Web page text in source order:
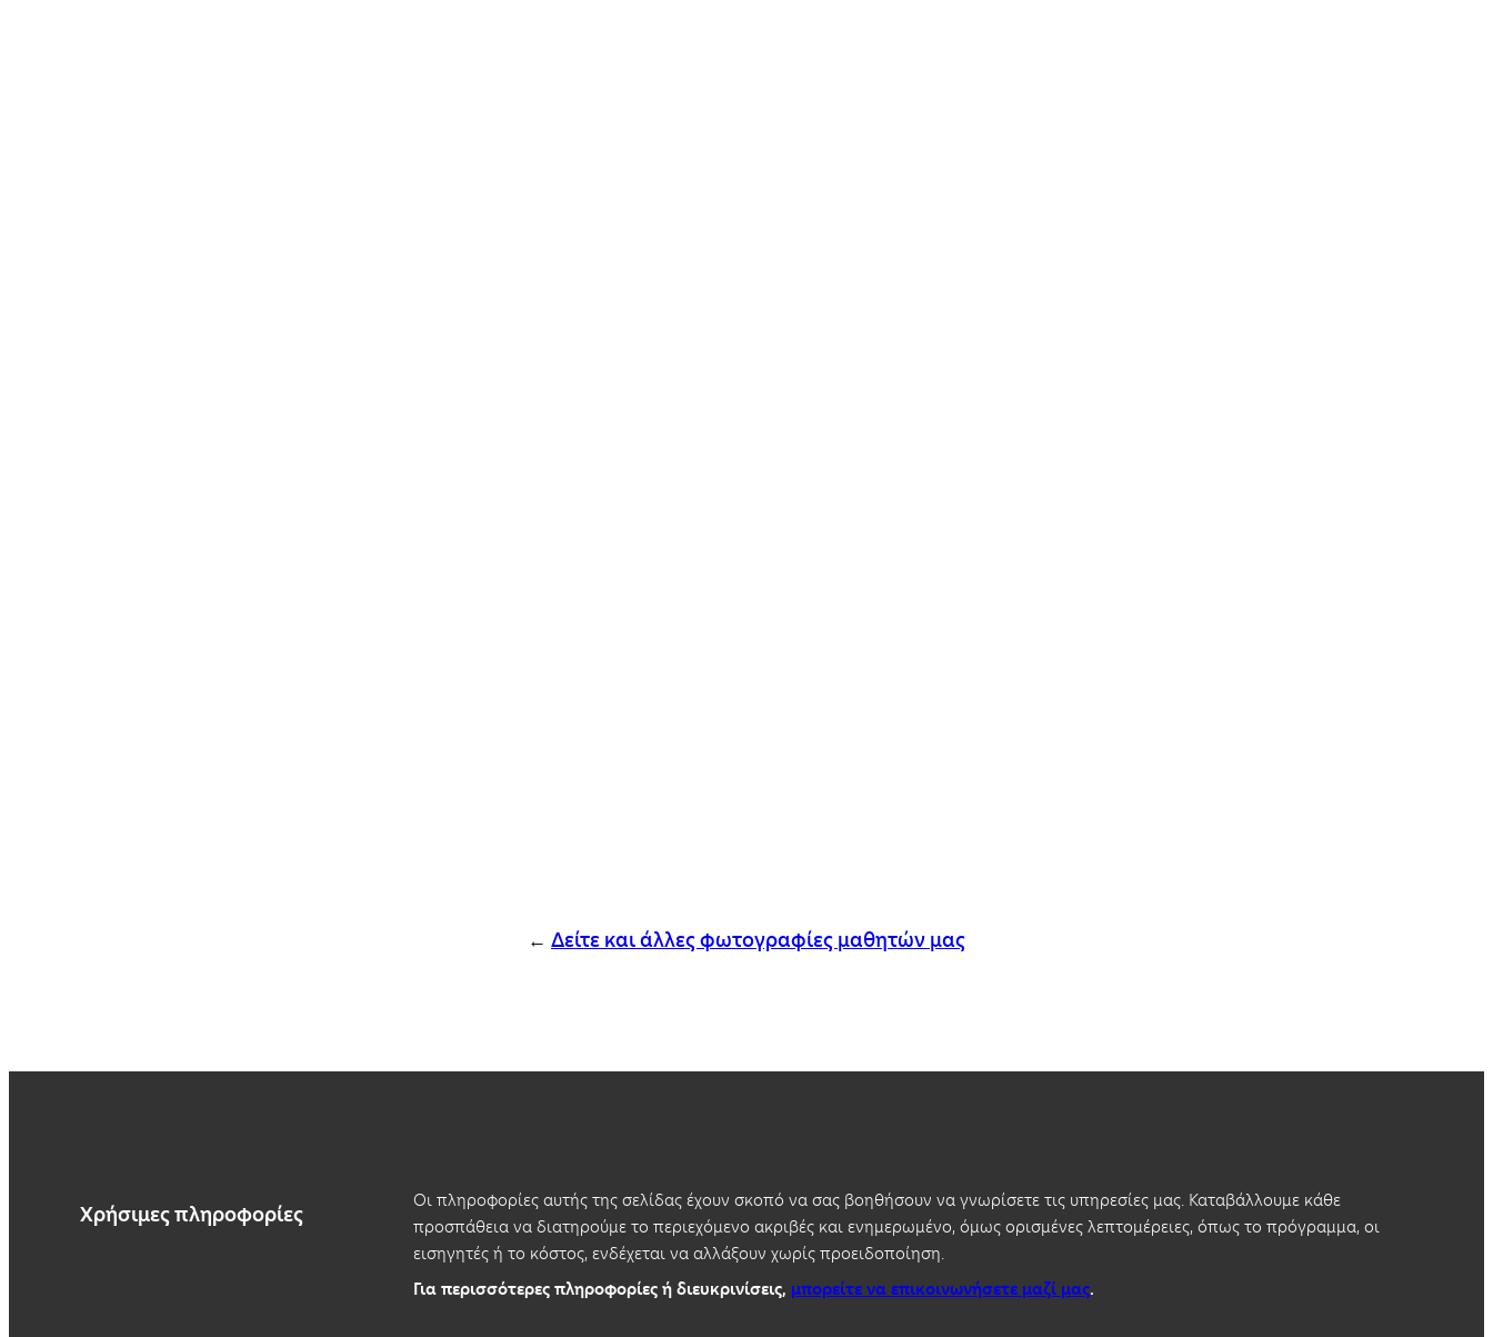
← Δείτε και άλλες φωτογραφίες μαθητών μας
Χρήσιμες πληροφορίες
Οι πληροφορίες αυτής της σελίδας έχουν σκοπό να σας βοηθήσουν να γνωρίσετε τις υπηρεσίες μας. Καταβάλλουμε κάθε
προσπάθεια να διατηρούμε το περιεχόμενο ακριβές και ενημερωμένο, όμως ορισμένες λεπτομέρειες, όπως το πρόγραμμα, οι
εισηγητές ή το κόστος, ενδέχεται να αλλάξουν χωρίς προειδοποίηση.
Για περισσότερες πληροφορίες ή διευκρινίσεις, μπορείτε να επικοινωνήσετε μαζί μας.